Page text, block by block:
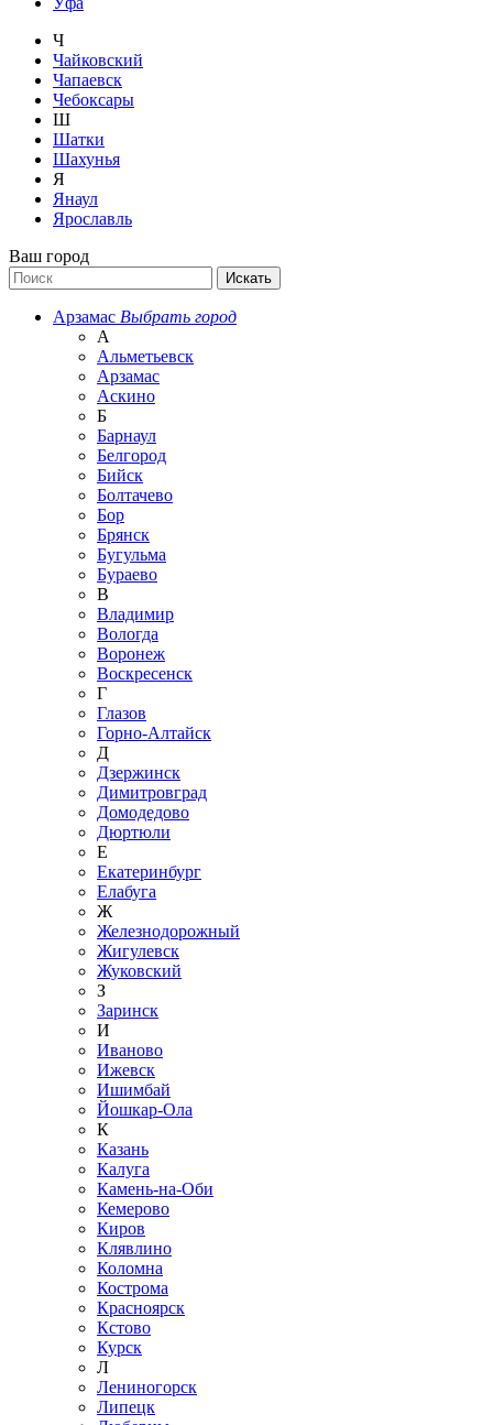
Ч
Чайковский
Чапаевск
Чебоксары
Ш
Шатки
Шахунья
Я
Янаул
Ярославль
Ваш город
Арзамас Выбрать город
А
Альметьевск
Арзамас
Аскино
Б
Барнаул
Белгород
Бийск
Болтачево
Бор
Брянск
Бугульма
Бураево
В
Владимир
Вологда
Воронеж
Воскресенск
Г
Глазов
Горно-Алтайск
Д
Дзержинск
Димитровград
Домодедово
Дюртюли
Е
Екатеринбург
Елабуга
Ж
Железнодорожный
Жигулевск
Жуковский
З
Заринск
И
Иваново
Ижевск
Ишимбай
Йошкар-Ола
К
Казань
Калуга
Камень-на-Оби
Кемерово
Киров
Клявлино
Коломна
Кострома
Красноярск
Кстово
Курск
Л
Лениногорск
Липецк